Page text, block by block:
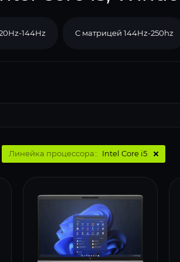
144Hz С матрицей 144Hz-250hz
Линейка процессора:: Intel Core i5